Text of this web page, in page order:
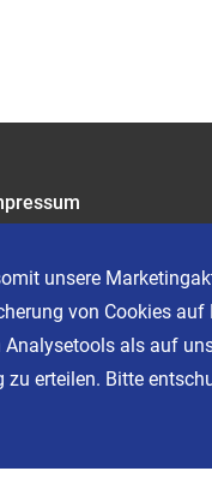
Einstellungen
unsere
von Cookies
als auf
erteilen. Bitte